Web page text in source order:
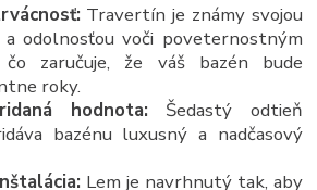
Travertín je známy svojou
odolnosťou voči poveternostným
čo zaručuje, že váš bazén bude
roky.
hodnota: Šedastý odtieň
bazénu luxusný a nadčasový
Lem je navrhnutý tak, aby